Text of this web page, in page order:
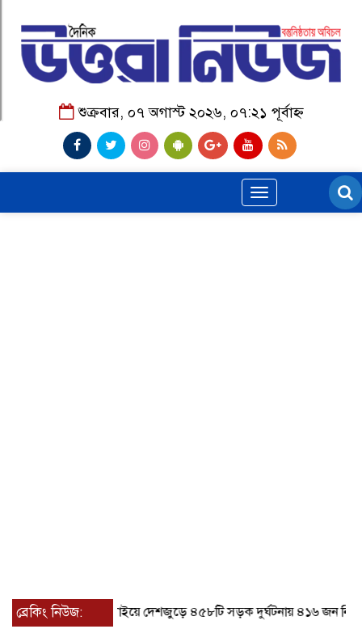
শুক্রবার, ০৭ অগাস্ট ২০২৬, ০৭:২১ পূর্বাহ্ন
Toggle
navigation
ব্রেকিং নিউজ:জুলাইয়ে দেশজুড়ে ৪৫৮টি সড়ক দুর্ঘটনায় ৪১৬ জন নিহত